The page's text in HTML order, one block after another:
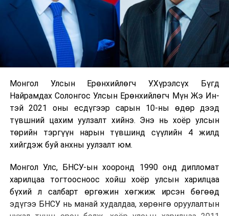
Монгол Улсын Ерөнхийлөгч У.Хүрэлсүх Бүгд
Найрамдах Солонгос Улсын Ерөнхийлөгч Мүн Жэ Ин-
тэй 2021 оны есдүгээр сарын 10-ны өдөр дээд
түвшний цахим уулзалт хийнэ. Энэ нь хоёр улсын
төрийн тэргүүн нарын түвшинд сүүлийн 4 жилд
хийгдэж буй анхны уулзалт юм.
Монгол Улс, БНСУ-ын хооронд 1990 онд дипломат
харилцаа тогтоосноос хойш хоёр улсын харилцаа
бүхий л салбарт өргөжин хөгжиж ирсэн бөгөөд
эдүгээ БНСУ нь манай худалдаа, хөрөнгө оруулалтын